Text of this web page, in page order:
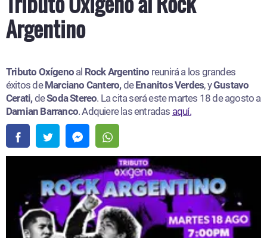
Argentino
Tributo Oxígeno al Rock Argentino reunirá a los grandes
éxitos deMarciano Cantero,deEnanitos Verdes, yGustavo
Cerati,deSoda Stereo. La cita será este martes 18 de agosto a
Damian Barranco. Adquiere las entradas aquí.